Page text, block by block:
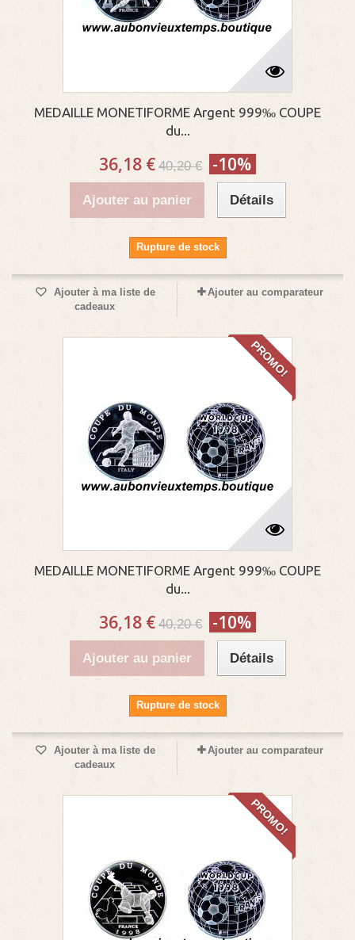
MEDAILLE MONETIFORME Argent 999‰ COUPE
du...
36,18 € 40,20 € -10%
Ajouter au panier Détails
Rupture de stock
Ajouter à ma liste de
cadeaux
Ajouter au comparateur
PROMO!
MEDAILLE MONETIFORME Argent 999‰ COUPE
du...
36,18 € 40,20 € -10%
Ajouter au panier Détails
Rupture de stock
Ajouter à ma liste de
cadeaux
Ajouter au comparateur
PROMO!